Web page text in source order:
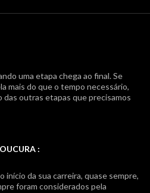
uma etapa chega ao final. Se
mais do que o tempo necessário,
das outras etapas que precisamos
:
início da sua carreira, quase sempre,
foram considerados pela